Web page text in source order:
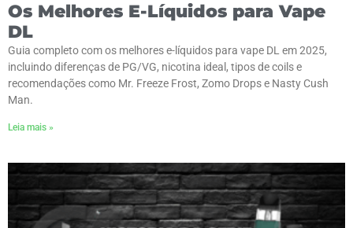
Os Melhores E-Líquidos para Vape
DL
Guia completo com os melhores e-líquidos para vape DL em 2025,
incluindo diferenças de PG/VG, nicotina ideal, tipos de coils e
recomendações como Mr. Freeze Frost, Zomo Drops e Nasty Cush
Man.
Leia mais »